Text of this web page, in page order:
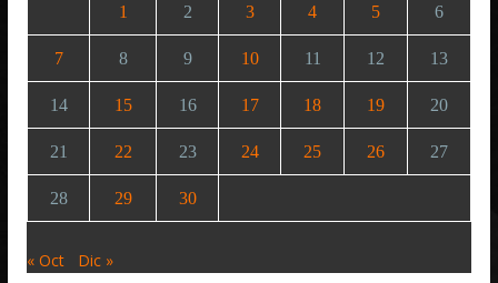
1 2 3 4 5 6
7 8 9 10 11 12 13
14 15 16 17 18 19 20
21 22 23 24 25 26 27
28 29 30
« Oct Dic »